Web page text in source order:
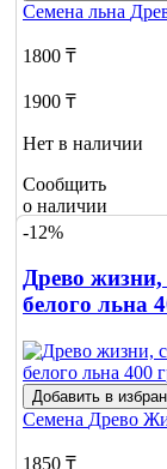
Семена льна
1800 ₸
1900 ₸
Нет в наличии
Сообщить
о наличии
-12%
Древо жизни,
белого льна
Добавить в
Семена Древо
1850 ₸